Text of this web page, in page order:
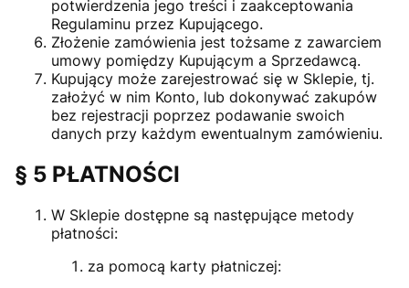
potwierdzenia jego treści i zaakceptowania
Regulaminu przez Kupującego.
Złożenie zamówienia jest tożsame z zawarciem
umowy pomiędzy Kupującym a Sprzedawcą.
Kupujący może zarejestrować się w Sklepie, tj.
założyć w nim Konto, lub dokonywać zakupów
bez rejestracji poprzez podawanie swoich
danych przy każdym ewentualnym zamówieniu.
§ 5 PŁATNOŚCI
W Sklepie dostępne są następujące metody
płatności:
za pomocą karty płatniczej: